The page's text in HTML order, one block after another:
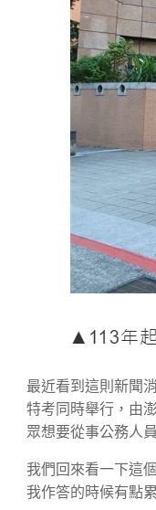
最近看到這則新聞
特考同時舉行，由
眾想要從事公務人
我們回來看一下這
我作答的時候有點